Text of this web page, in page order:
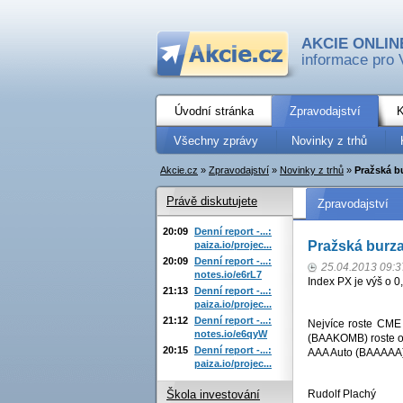
AKCIE
informace pro
Úvodní stránka Zpravodajství
Všechny zprávy Novinky z trhů
Akcie.cz » Zpravodajství » Novinky z trhů » Pražská
Zpravodajství
Pražská
25.04.2013
Index PX je výš o
Nejvíce roste
(BAAKOMB) roste
AAA Auto
Rudolf Plachý
Právě diskutujete
20:09 Denní report -...:
paiza.io/projec...
20:09 Denní report -...:
notes.io/e6rL7
21:13 Denní report -...:
paiza.io/projec...
21:12 Denní report -...:
notes.io/e6qyW
20:15 Denní report -...:
paiza.io/projec...
Škola investování